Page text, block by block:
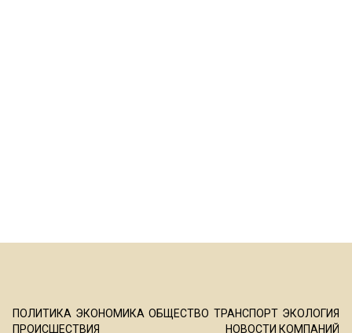
ПОЛИТИКА ЭКОНОМИКА ОБЩЕСТВО ТРАНСПОРТ ЭКОЛОГИЯ
ПРОИСШЕСТВИЯ
НОВОСТИ КОМПАНИЙ